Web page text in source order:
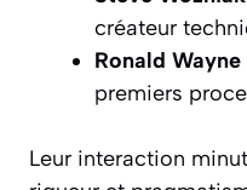
créateur
Ronald Wayne
premiers
Leur interaction